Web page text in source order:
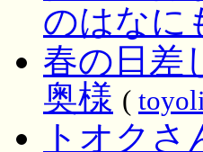
のはなに
春の日差
奥様 (
トオクさ